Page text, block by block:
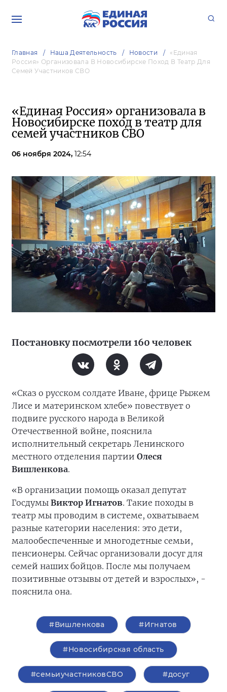
Главная Наша Деятельность Новости
«Единая
Россия» Организовала В Новосибирске Поход В Театр Для
Семей Участников СВО
«Единая Россия» организовала в
Новосибирске поход в театр для
семей участников СВО
06 ноября 2024, 12:54
Постановку посмотрели 160 человек
«Сказ о русском солдате Иване, фрице Рыжем
Лисе и материнском хлебе» повествует о
подвиге русского народа в Великой
Отечественной войне, пояснила
исполнительный секретарь Ленинского
местного отделения партии Олеся
Вишленкова.
«В организации помощь оказал депутат
Госдумы Виктор Игнатов. Такие походы в
театр мы проводим в системе, охватываем
разные категории населения: это дети,
малообеспеченные и многодетные семьи,
пенсионеры. Сейчас организовали досуг для
семей наших бойцов. После мы получаем
позитивные отзывы от детей и взрослых», -
пояснила она.
#Вишленкова #Игнатов
#Новосибирская область
#семьиучастниковСВО #досуг